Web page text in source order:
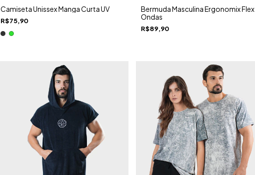
Camiseta Unissex Manga Curta UV
R$75,90
Bermuda Masculina Ergonomix Flex
Ondas
R$89,90